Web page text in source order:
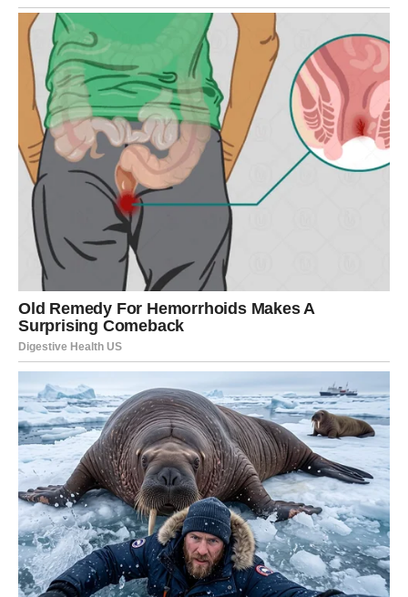
biti iznenađujuće brz.
Moguće je:
pokretanje novog projekta koji donosi dodatnu zaradu,
prihvatanje prilikje koja je rizična, ali isplativa,
saradnja koja počinje spontano, ali prerasta u ozbiljan
posao,
honorarni rad koji donosi značajan priliv.
Kod Ovna je posebno naglašeno da novac dolazi kao
nagrada za hrabrost. Ovo je period kada se isplati izaći iz
zone komfora.
Savjet za Ovna: nemojte potrošiti dobit u trenutku
euforije. Pametna raspodela može udvostručiti vaš profit.
BLIZANCI – PROFIT KROZ
KOMUNIKACIJU I